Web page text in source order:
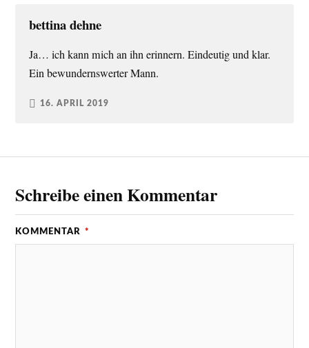
bettina dehne
Ja… ich kann mich an ihn erinnern. Eindeutig und klar.
Ein bewundernswerter Mann.
16. APRIL 2019
Schreibe einen Kommentar
KOMMENTAR *